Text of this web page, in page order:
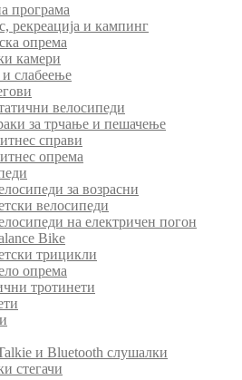
програма
рекреација и кампинг
опрема
камери
слабеење
велосипеди
за трчање и пешачење
справи
опрема
за возрасни
велосипеди
на електричен погон
Bike
трицикли
опрема
тротинети
и Bluetooth слушалки
стегачи